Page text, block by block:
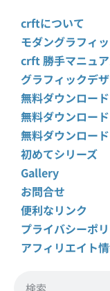
crftについて
モダングラフィ
crft 勝手マニュ
グラフィックデ
無料ダウンロ
無料ダウンロ
無料ダウンロ
初めてシリーズ
Gallery
お問合せ
便利なリンク
プライバシーポ
アフィリエイト